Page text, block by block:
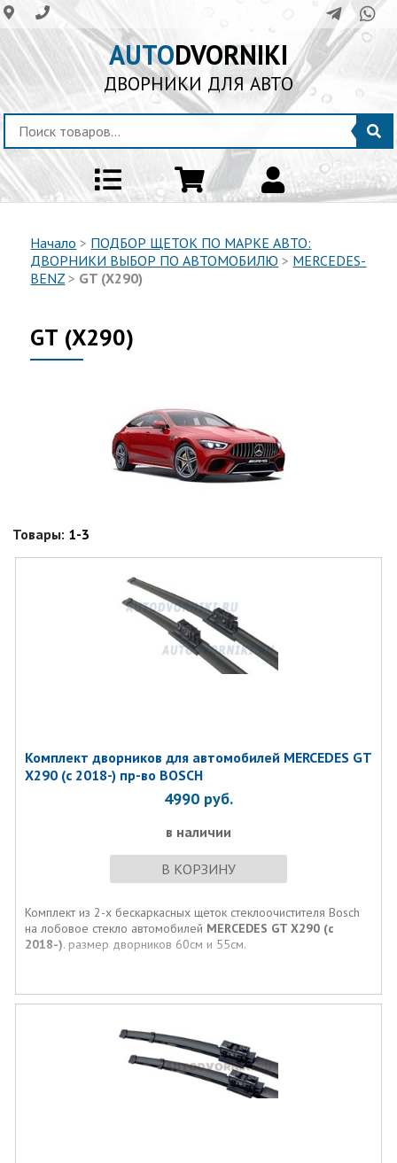
AUTODVORNIKI
ДВОРНИКИ ДЛЯ АВТО
Начало > ПОДБОР ЩЕТОК ПО МАРКЕ АВТО:
ДВОРНИКИ ВЫБОР ПО АВТОМОБИЛЮ > MERCEDES-
BENZ > GT (X290)
GT (X290)
Товары: 1-3
Комплект дворников для автомобилей MERCEDES GT
X290 (c 2018-) пр-во BOSCH
4990 руб.
в наличии
В КОРЗИНУ
Комплект из 2-х бескаркасных щеток стеклоочистителя Bosch
на лобовое стекло автомобилей MERCEDES GT X290 (c
2018-). размер дворников 60см и 55см.